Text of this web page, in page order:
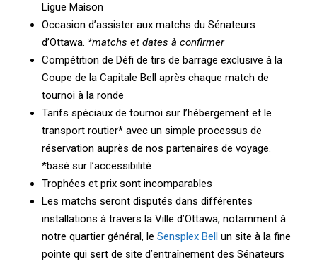
Ligue Maison
Occasion d’assister aux matchs du Sénateurs
d’Ottawa. *matchs et dates à confirmer
Compétition de Défi de tirs de barrage exclusive à la
Coupe de la Capitale Bell après chaque match de
tournoi à la ronde
Tarifs spéciaux de tournoi sur l’hébergement et le
transport routier* avec un simple processus de
réservation auprès de nos partenaires de voyage.
*basé sur l’accessibilité
Trophées et prix sont incomparables
Les matchs seront disputés dans différentes
installations à travers la Ville d’Ottawa, notamment à
notre quartier général, le Sensplex Bell un site à la fine
pointe qui sert de site d’entraînement des Sénateurs